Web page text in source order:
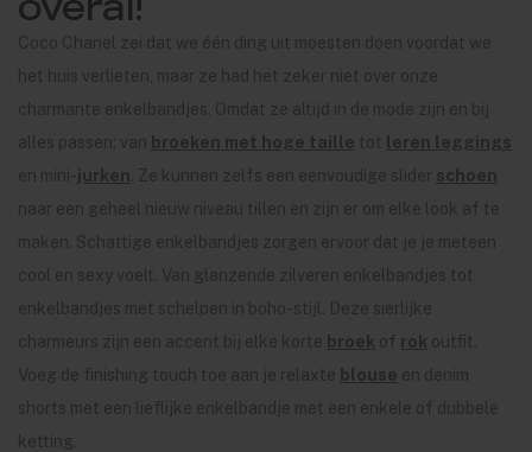
Coco Chanel zei dat we één ding uit moesten doen voordat we
het huis verlieten, maar ze had het zeker niet over onze
charmante enkelbandjes. Omdat ze altijd in de mode zijn en bij
alles passen: van
broeken met hoge taille tot
leren leggings
en mini- jurken . Ze kunnen zelfs een eenvoudige slider schoen
naar een geheel nieuw niveau tillen en zijn er om elke look af te
maken. Schattige enkelbandjes zorgen ervoor dat je je meteen
cool en sexy voelt. Van glanzende zilveren enkelbandjes tot
enkelbandjes met schelpen in boho-stijl. Deze sierlijke
charmeurs zijn een accent bij elke korte
broek of rok outfit.
Voeg de finishing touch toe aan je relaxte
blouse en denim
shorts met een lieflijke enkelbandje met een enkele of dubbele
ketting.